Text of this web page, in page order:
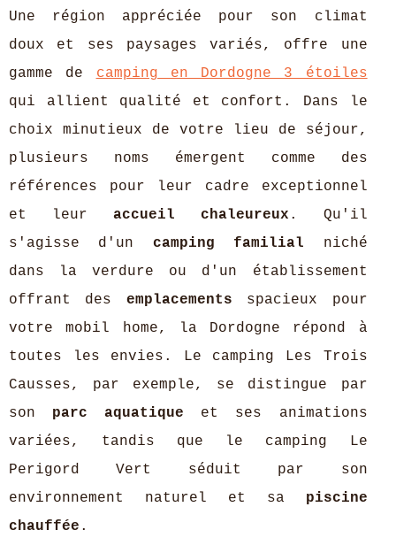
Une région appréciée pour son climat
doux et ses paysages variés, offre une
gamme de camping en Dordogne 3 étoiles
qui allient qualité et confort. Dans le
choix minutieux de votre lieu de séjour,
plusieurs noms émergent comme des
références pour leur cadre exceptionnel
et leur accueil chaleureux . Qu'il
s'agisse d'un camping familial niché
dans la verdure ou d'un établissement
offrant des emplacements spacieux pour
votre mobil home, la Dordogne répond à
toutes les envies. Le camping Les Trois
Causses, par exemple, se distingue par
son parc aquatique et ses animations
variées, tandis que le camping Le
Perigord Vert séduit par son
environnement naturel et sa piscine
chauffée .